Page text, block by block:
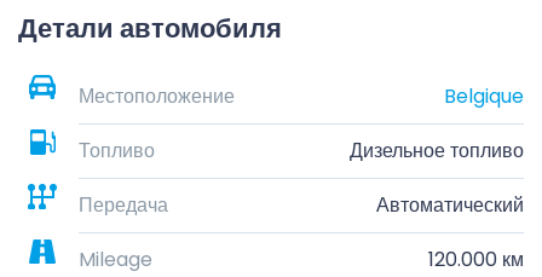
Детали автомобиля
Местоположение
Belgique
Топливо
Дизельное топливо
Передача
Автоматический
Mileage
120.000 км